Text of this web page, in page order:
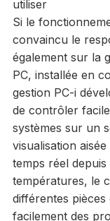
utiliser
Si le
convaincu le
également sur la
PC, installée en
gestion PC-i
de contrôler
systèmes sur un
visualisation
temps réel
températures, le
différentes
facilement des